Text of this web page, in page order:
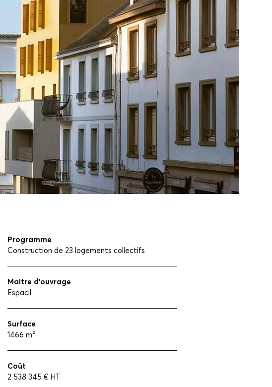
Programme
Construction de 23 logements collectifs
Maitre d’ouvrage
Espacil
Surface
1466 m²
Coût
2 538 345 € HT